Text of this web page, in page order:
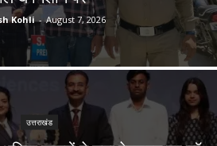
Kohli - August 7, 2026
उत्तराखंड